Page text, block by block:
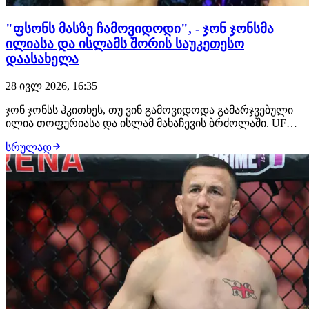
"ფსონს მასზე ჩამოვიდოდი", - ჯონ ჯონსმა
ილიასა და ისლამს შორის საუკეთესო
დაასახელა
28 ივლ 2026, 16:35
ჯონ ჯონსს ჰკითხეს, თუ ვინ გამოვიდოდა გამარჯვებული
ილია თოფურიასა და ისლამ მახაჩევის ბრძოლაში. UFC-
ქართველი მებრძოლის სასარგებლოდ და მის ძლიერ
მხარედ დგომში ჩხუბი დაასახელა. "ფსონის დადება რომ
მომიწიოს, ამას თოფურიას სასარგებლოდ გავაკეთებ…
სრულად